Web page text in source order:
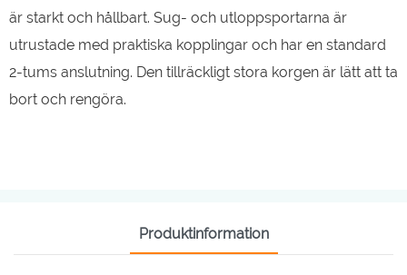
är starkt och hållbart. Sug- och utloppsportarna är
utrustade med praktiska kopplingar och har en standard
2-tums anslutning. Den tillräckligt stora korgen är lätt att ta
bort och rengöra.
Produktinformation